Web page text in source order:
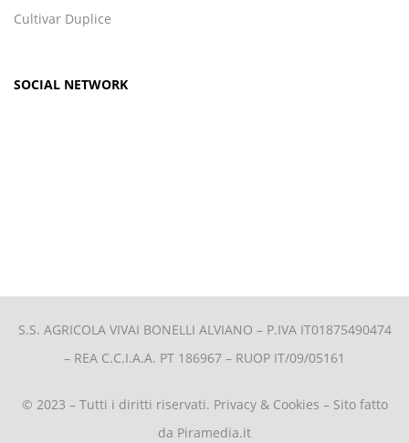
Cultivar Duplice
SOCIAL NETWORK
S.S. AGRICOLA VIVAI BONELLI ALVIANO – P.IVA IT01875490474
– REA C.C.I.A.A. PT 186967 – RUOP IT/09/05161
© 2023 – Tutti i diritti riservati. Privacy & Cookies – Sito fatto
da Piramedia.it